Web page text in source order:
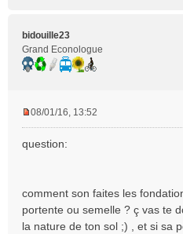
bidouille23
Grand Econologue
s
g
e
08/01/16, 13:52
question:
comment son faites les
portente ou semelle ? ç vas te
la nature de ton sol ;) , et si sa